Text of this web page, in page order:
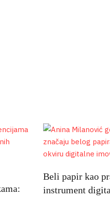
Beli papir kao
instrument